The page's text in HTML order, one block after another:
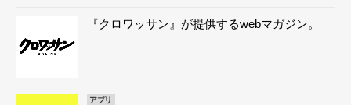
『クロワッサン』が提供するwebマガジン。
アプリ